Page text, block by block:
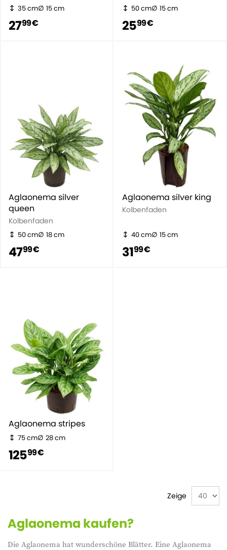
35 cm 15 cm
2799 €
50 cm 15 cm
2599 €
Aglaonema silver
queen
Kolbenfaden
50 cm 18 cm
4799 €
Aglaonema silver king
Kolbenfaden
40 cm 15 cm
3199 €
Aglaonema stripes
75 cm 28 cm
12599 €
Zeige
Aglaonema kaufen?
Die Aglaonema hat wunderschöne Blätter. Eine Aglaonema